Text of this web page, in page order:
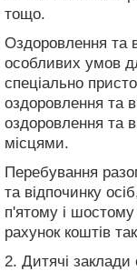
тощо.
Оздоровлення та
особливих умов
спеціально
оздоровлення та
оздоровлення та
місцями.
Перебування
та відпочинку
п'ятому і шостому
рахунок коштів
2. Дитячі заклади